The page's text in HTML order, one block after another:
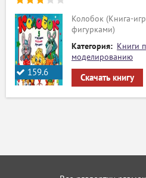
159.6
Мб.
Колобок (Книга-
фигурками)
Категория: Книги
моделированию
Скачать книгу